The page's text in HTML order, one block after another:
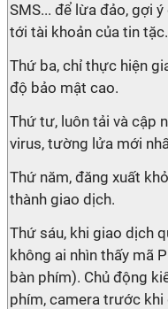
SMS... để lừa đảo, gợi
tới tài khoản của tin tặc.
Thứ ba, chỉ thực hiện
độ bảo mật cao.
Thứ tư, luôn tải và cập
virus, tường lửa mới
Thứ năm, đăng xuất
thành giao dịch.
Thứ sáu, khi giao dịch
không ai nhìn thấy mã
bàn phím). Chủ động
phím, camera trước